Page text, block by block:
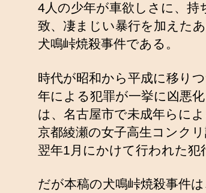
4人の少年が車欲しさに、持
致、凄まじい暴行を加えた
犬鳴峠焼殺事件である。
時代が昭和から平成に移り
年による犯罪が一挙に凶悪
は、名古屋市で未成年らに
京都綾瀬の女子高生コンク
翌年1月にかけて行われた犯
だが本稿の犬鳴峠焼殺事件